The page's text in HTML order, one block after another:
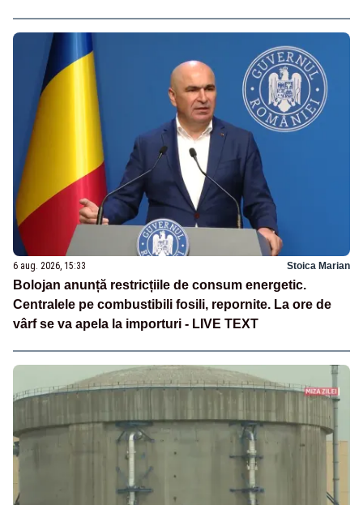
6 aug. 2026, 15:33 Stoica Marian
Bolojan anunță restricțiile de consum energetic.
Centralele pe combustibili fosili, repornite. La ore de
vârf se va apela la importuri - LIVE TEXT